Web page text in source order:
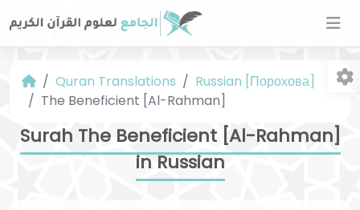
Quran Translations
Russian [Порохова]
The Beneficient [Al-Rahman]
Surah The Beneficient [Al-Rahman]
in Russian